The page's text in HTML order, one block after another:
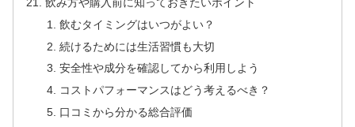
飲むタイミングはいつがよい？
続けるためには生活習慣も大切
安全性や成分を確認してから利用しよう
コストパフォーマンスはどう考えるべき？
口コミから分かる総合評価